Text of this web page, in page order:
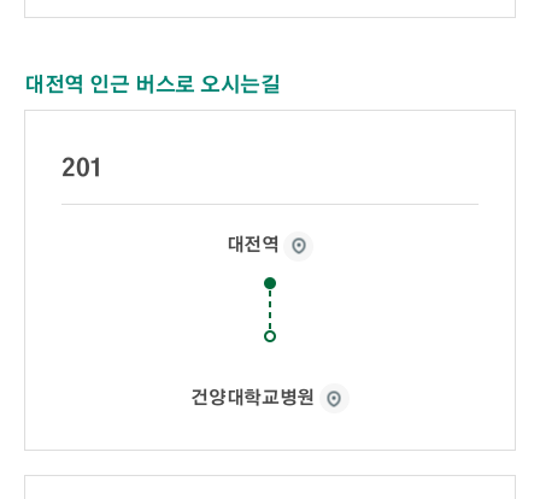
대전역 인근 버스로 오시는길
201
대전역
건양대학교병원